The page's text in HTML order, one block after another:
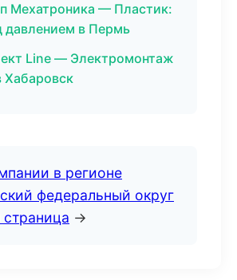
Мехатроника — Пластик:
давлением в Пермь
Line — Электромонтаж
Хабаровск
в регионе
федеральный округ
страница →